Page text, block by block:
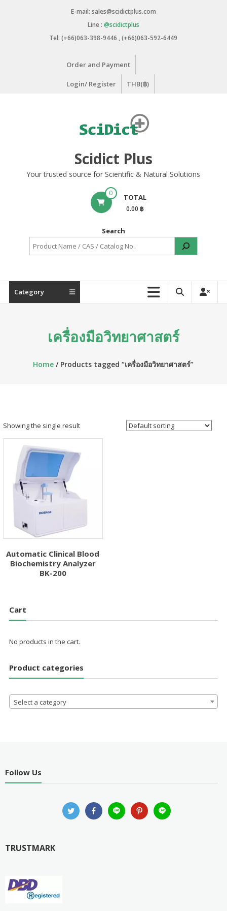
E-mail: sales@scidictplus.com
Line : @scidictplus
Tel: (+66)063-398-9446 , (+66)063-592-6449
Order and Payment
Login/ Register THB(฿)
Scidict Plus
Your trusted source for Scientific & Natural Solutions
0 TOTAL
0.00 ฿
Search
Category
เครื่องมือวิทยาศาสตร์
Home / Products tagged “เครื่องมือวิทยาศาสตร์”
Showing the single result
Automatic Clinical Blood
Biochemistry Analyzer
BK-200
Cart
No products in the cart.
Product categories
Select a category
Follow Us
TRUSTMARK